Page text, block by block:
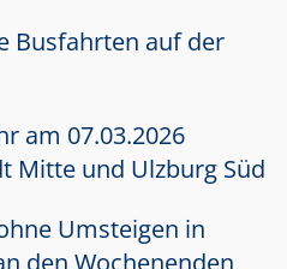
Busfahrten auf der
am 07.03.2026
Mitte und Ulzburg Süd
Umsteigen in